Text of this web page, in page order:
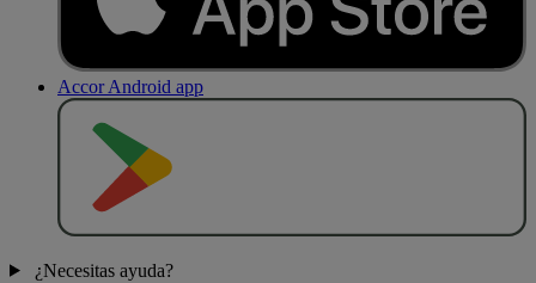
Accor Android app
¿Necesitas ayuda?